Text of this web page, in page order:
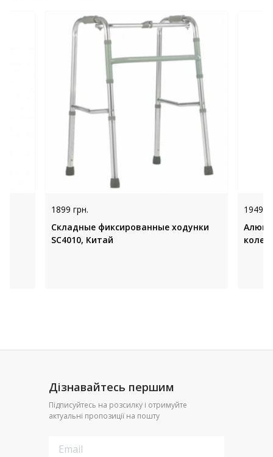
1899 грн.
Складные фиксированные ходунки
SC4010, Китай
1949
Дізнавайтесь першим
Підписуйтесь на розсилку і отримуйте
актуальні пропозиції на пошту